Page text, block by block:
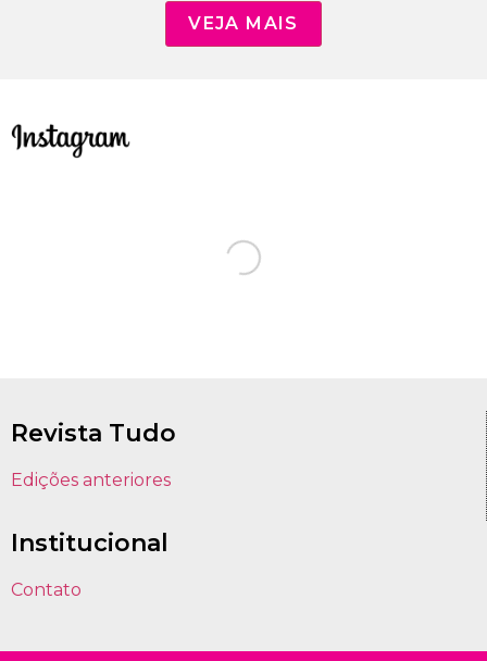
VEJA MAIS
Revista Tudo
Edições anteriores
Institucional
Contato